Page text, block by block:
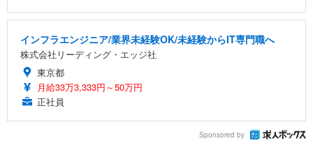
インフラエンジニア/業界未経験OK/未経験からIT専門職へ
株式会社リーディング・エッジ社
東京都
月給33万3,333円～50万円
正社員
Sponsored by